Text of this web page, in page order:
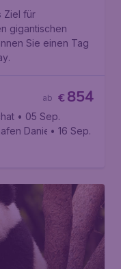
Ziel für
gigantischen
Sie einen Tag
.
€854
ab
• 05 Sep.
Daniel K. Inouye
• 16 Sep.